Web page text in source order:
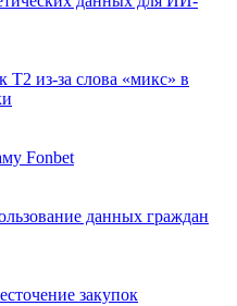
Т2 из-за слова «микс» в
Fonbet
данных граждан
закупок